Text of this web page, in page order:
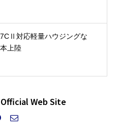
対応軽量ハウジングな
上陸
Web Site